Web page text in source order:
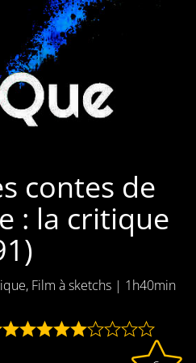
contes de
: la critique
Film à sketchs | 1h40min